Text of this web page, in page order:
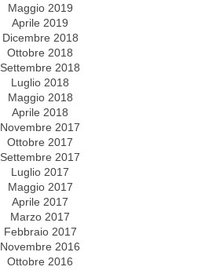
Maggio 2019
Aprile 2019
Dicembre 2018
Ottobre 2018
Settembre 2018
Luglio 2018
Maggio 2018
Aprile 2018
Novembre 2017
Ottobre 2017
Settembre 2017
Luglio 2017
Maggio 2017
Aprile 2017
Marzo 2017
Febbraio 2017
Novembre 2016
Ottobre 2016